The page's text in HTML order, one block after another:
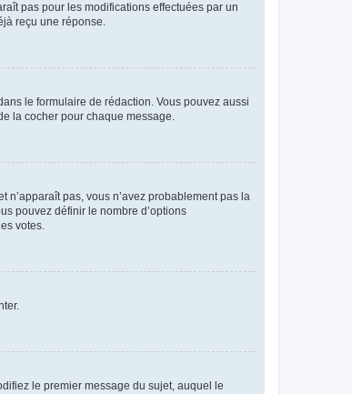
pas pour les modifications effectuées par un
reçu une réponse.
le formulaire de rédaction. Vous pouvez aussi
la cocher pour chaque message.
pas, vous n’avez probablement pas la
pouvez définir le nombre d’options
votes.
le premier message du sujet, auquel le